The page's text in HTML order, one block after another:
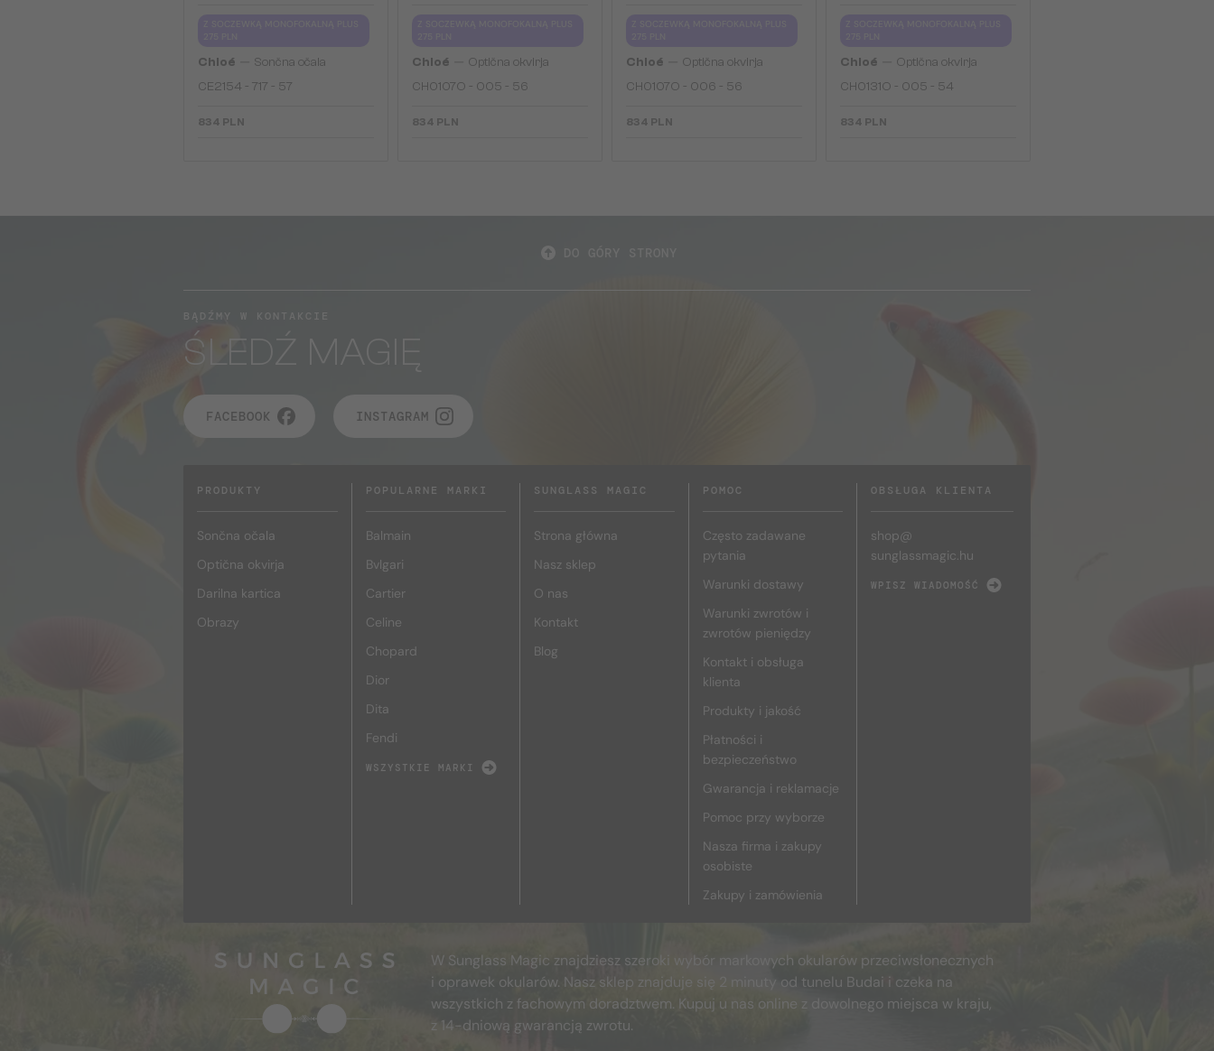
Chloé
Sončna očala
CE2154 - 717 - 57
834 PLN
Chloé
Optična okvirja
CH0107O - 005 - 56
834 PLN
Chloé
Optična okvirja
CH0107O - 006 - 56
834 PLN
Chloé
Optična okvirja
CH0131O - 005 - 54
834 PLN
BĄDŹMY W KONTAKCIE
ŚLEDŹ MAGIĘ
FACEBOOK INSTAGRAM
PRODUKTY
Sončna očala
Optična okvirja
Darilna kartica
Obrazy
POPULARNE MARKI
Balmain
Bvlgari
Cartier
Celine
Chopard
Dior
Dita
Fendi
WSZYSTKIE MARKI
SUNGLASS MAGIC
Strona główna
Nasz sklep
O nas
Kontakt
Blog
POMOC
Często zadawane
pytania
Warunki dostawy
Warunki zwrotów i
zwrotów pieniędzy
Kontakt i obsługa
klienta
Produkty i jakość
Płatności i
bezpieczeństwo
Gwarancja i reklamacje
Pomoc przy wyborze
Nasza firma i zakupy
osobiste
Zakupy i zamówienia
OBSŁUGA KLIENTA
shop@
sunglassmagic.hu
WPISZ WIADOMOŚĆ
W Sunglass Magic znajdziesz szeroki wybór markowych okularów przeciwsłonecznych
i oprawek okularów. Nasz sklep znajduje się 2 minuty od tunelu Budai i czeka na
wszystkich z fachowym doradztwem. Kupuj u nas online z dowolnego miejsca w kraju,
z 14-dniową gwarancją zwrotu.